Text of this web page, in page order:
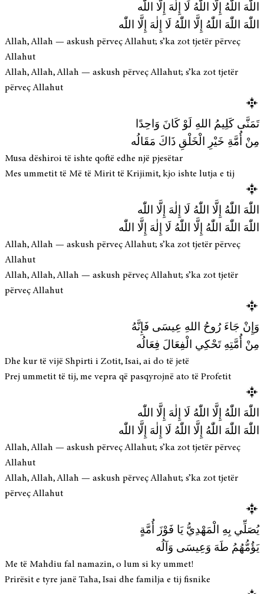
اللّٰهَ اللّٰهُ إِلَّا اللّٰهُ لَا إِلٰهَ إِلَّا اللّٰه
اللّٰهَ اللّٰهَ اللّٰهُ إِلَّا اللّٰهُ لَا إِلٰهَ إِلَّا اللّٰه
Allah, Allah — askush përveç Allahut; s’ka zot tjetër përveç
Allahut
Allah, Allah, Allah — askush përveç Allahut; s’ka zot tjetër
përveç Allahut
تَمَنَّى كَلِيمُ اللهِ لَوْ كَانَ وَاحِدًا
مِنْ أُمَّةِ خَيْرِ الْخَلْقِ ذَاكَ مَقَالُه
Musa dëshiroi të ishte qoftë edhe një pjesëtar
Mes ummetit të Më të Mirit të Krijimit, kjo ishte lutja e tij
اللّٰهَ اللّٰهُ إِلَّا اللّٰهُ لَا إِلٰهَ إِلَّا اللّٰه
اللّٰهَ اللّٰهَ اللّٰهُ إِلَّا اللّٰهُ لَا إِلٰهَ إِلَّا اللّٰه
Allah, Allah — askush përveç Allahut; s’ka zot tjetër përveç
Allahut
Allah, Allah, Allah — askush përveç Allahut; s’ka zot tjetër
përveç Allahut
وَإِنْ جَاءَ رُوحُ اللهِ عِيسَى فَإِنَّهُ
مِنْ أُمَّتِهِ تَحْكِي الْفِعَالَ فِعَالُه
Dhe kur të vijë Shpirti i Zotit, Isai, ai do të jetë
Prej ummetit të tij, me vepra që pasqyrojnë ato të Profetit
اللّٰهَ اللّٰهُ إِلَّا اللّٰهُ لَا إِلٰهَ إِلَّا اللّٰه
اللّٰهَ اللّٰهَ اللّٰهُ إِلَّا اللّٰهُ لَا إِلٰهَ إِلَّا اللّٰه
Allah, Allah — askush përveç Allahut; s’ka zot tjetër përveç
Allahut
Allah, Allah, Allah — askush përveç Allahut; s’ka zot tjetër
përveç Allahut
يُصَلِّي بِهِ الْمَهْدِيُّ يَا فَوْزَ أُمَّةٍ
يَؤُمُّهُمُ طَهَ وَعِيسَى وَآلُه
Me të Mahdiu fal namazin, o lum si ky ummet!
Prirësit e tyre janë Taha, Isai dhe familja e tij fisnike